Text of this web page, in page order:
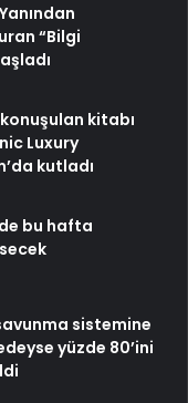
“Bilgi
kitabı
Luxury
kutladı
bu hafta
sistemine
yüzde 80’ini